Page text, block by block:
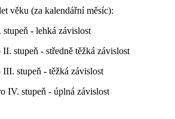
věku (za kalendářní měsíc):
- lehká závislost
stupeň - středně těžká závislost
stupeň - těžká závislost
IV. stupeň - úplná závislost